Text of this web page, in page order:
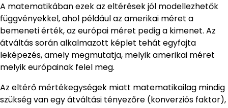
A matematikában ezek az eltérések jól modellezhetők
függvényekkel, ahol például az amerikai méret a
bemeneti érték, az európai méret pedig a kimenet. Az
átváltás során alkalmazott képlet tehát egyfajta
leképezés, amely megmutatja, melyik amerikai méret
melyik európainak felel meg.
Az eltérő mértékegységek miatt matematikailag mindig
szükség van egy átváltási tényezőre (konverziós faktor),